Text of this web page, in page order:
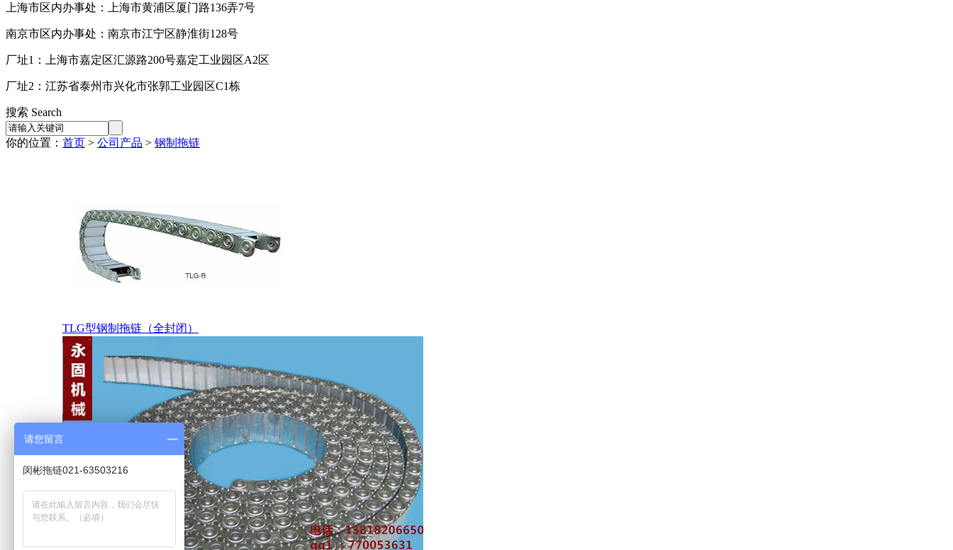
上海市区内办事处：上海市黄浦区厦门路136弄7号
南京市区内办事处：南京市江宁区静淮街128号
厂址1：上海市嘉定区汇源路200号嘉定工业园区A2区
厂址2：江苏省泰州市兴化市张郭工业园区C1栋
搜索 Search
你的位置： 首页 > 公司产品 > 钢制拖链
TLG型钢制拖链（全封闭）
请您留言
闵彬拖链021-63503216